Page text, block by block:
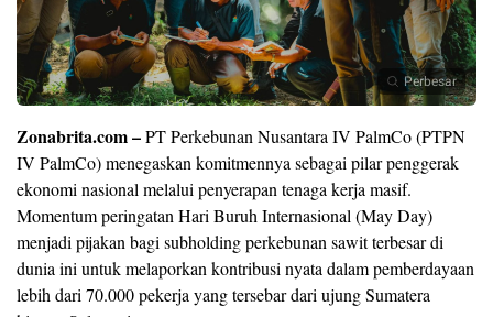
Perbesar
Zonabrita.com –PT Perkebunan Nusantara IV PalmCo (PTPN
IV PalmCo) menegaskan komitmennya sebagai pilar penggerak
ekonomi nasional melalui penyerapan tenaga kerja masif.
Momentum peringatan Hari Buruh Internasional (May Day)
menjadi pijakan bagi subholding perkebunan sawit terbesar di
dunia ini untuk melaporkan kontribusi nyata dalam pemberdayaan
lebih dari 70.000 pekerja yang tersebar dari ujung Sumatera